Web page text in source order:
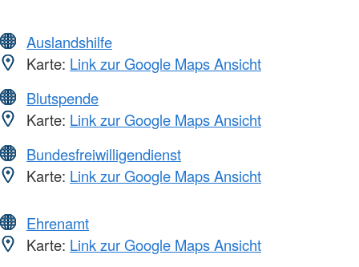
Auslandshilfe
Karte: Link zur Google Maps Ansicht
Blutspende
Karte: Link zur Google Maps Ansicht
Bundesfreiwilligendienst
Karte: Link zur Google Maps Ansicht
Ehrenamt
Karte: Link zur Google Maps Ansicht